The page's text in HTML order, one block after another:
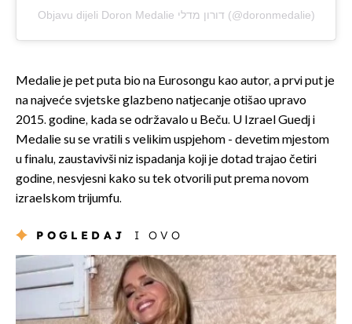
Objavu dijeli Doron Medalie דורון מדלי (@doronmedalie)
Medalie je pet puta bio na Eurosongu kao autor, a prvi put je
na najveće svjetske glazbeno natjecanje otišao upravo
2015. godine, kada se održavalo u Beču. U Izrael Guedj i
Medalie su se vratili s velikim uspjehom - devetim mjestom
u finalu, zaustavivši niz ispadanja koji je dotad trajao četiri
godine, nesvjesni kako su tek otvorili put prema novom
izraelskom trijumfu.
POGLEDAJ I OVO